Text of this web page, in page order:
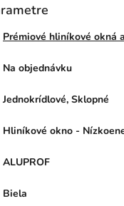
Prémiové hliníkové okná
Na objednávku
Jednokrídlové, Sklopné
Hliníkové okno -
ALUPROF
Biela